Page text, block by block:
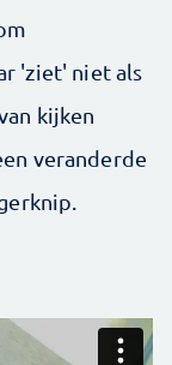
'ziet' niet als
kijken
veranderde